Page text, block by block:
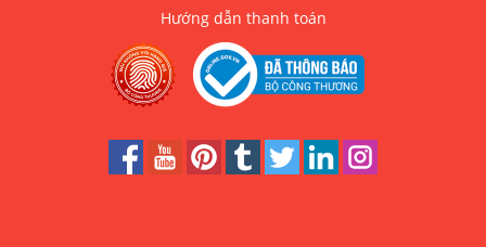
Hướng dẫn thanh toán